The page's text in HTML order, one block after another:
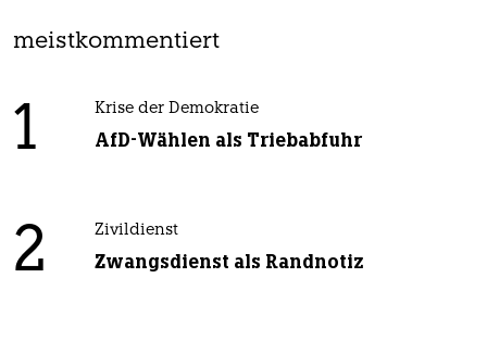
meistkommentiert
1 Krise der Demokratie
AfD-Wählen als Triebabfuhr
2 Zivildienst
Zwangsdienst als Randnotiz